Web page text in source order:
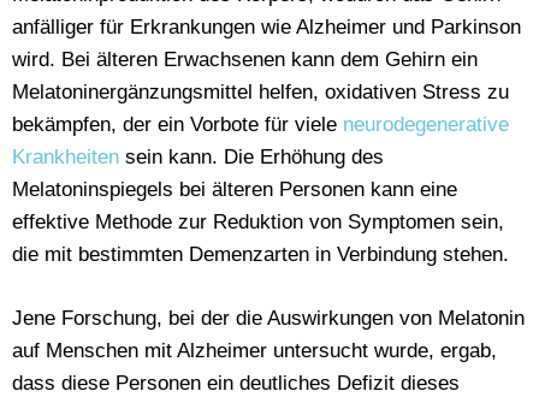
anfälliger für Erkrankungen wie Alzheimer und Parkinson
wird. Bei älteren Erwachsenen kann dem Gehirn ein
Melatoninergänzungsmittel helfen, oxidativen Stress zu
bekämpfen, der ein Vorbote für viele neurodegenerative
Krankheiten sein kann. Die Erhöhung des
Melatoninspiegels bei älteren Personen kann eine
effektive Methode zur Reduktion von Symptomen sein,
die mit bestimmten Demenzarten in Verbindung stehen.
Jene Forschung, bei der die Auswirkungen von Melatonin
auf Menschen mit Alzheimer untersucht wurde, ergab,
dass diese Personen ein deutliches Defizit dieses